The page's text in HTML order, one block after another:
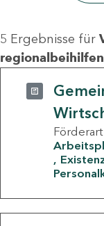
5 Ergebnisse für
regionalbeihilfen